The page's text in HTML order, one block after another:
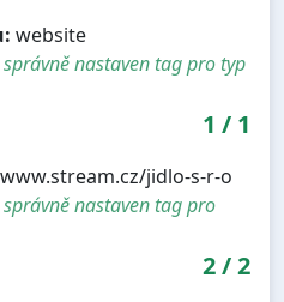
website
nastaven tag pro typ
1 / 1
jidlo-s-r-o
nastaven tag pro
2/2